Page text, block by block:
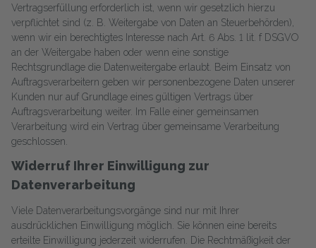
Vertragserfüllung erforderlich ist, wenn wir gesetzlich hierzu
verpflichtet sind (z. B. Weitergabe von Daten an Steuerbehörden),
wenn wir ein berechtigtes Interesse nach Art. 6 Abs. 1 lit. f DSGVO
an der Weitergabe haben oder wenn eine sonstige
Rechtsgrundlage die Datenweitergabe erlaubt. Beim Einsatz von
Auftragsverarbeitern geben wir personenbezogene Daten unserer
Kunden nur auf Grundlage eines gültigen Vertrags über
Auftragsverarbeitung weiter. Im Falle einer gemeinsamen
Verarbeitung wird ein Vertrag über gemeinsame Verarbeitung
geschlossen.
Widerruf Ihrer Einwilligung zur
Datenverarbeitung
Viele Datenverarbeitungsvorgänge sind nur mit Ihrer
ausdrücklichen Einwilligung möglich. Sie können eine bereits
erteilte Einwilligung jederzeit widerrufen. Die Rechtmäßigkeit der